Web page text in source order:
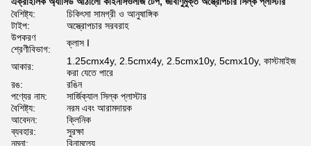
বৈশিষ্ট্য:
চিকিৎসা সামগ্রী ও আনুষাঙ্গিক
টাইপ:
অস্ত্রোপচার সরবরাহ
উপকরণ
শ্রেণীবিভাগ:
ক্লাস I
আকার:
1.25cmx4y, 2.5cmx4y, 2.5cmx10y, 5cmx10y, কাস্টমাইজ
করা যেতে পারে
রঙ:
রঙিন
পণ্যের নাম:
সার্জিক্যাল সিল্ক প্লাস্টার
বৈশিষ্ট্য:
নরম এবং আরামদায়ক
আবেদন:
ক্লিনিক
ব্যবহার:
সুরক্ষা
নমুনা:
বিনামূল্যে